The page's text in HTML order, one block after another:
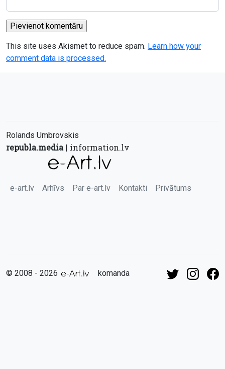
This site uses Akismet to reduce spam. Learn how your
comment data is processed.
Rolands Umbrovskis
republa.media| information.lv
e-art.lv Arhīvs Par e-art.lv Kontakti Privātums
© 2008 - 2026 komanda